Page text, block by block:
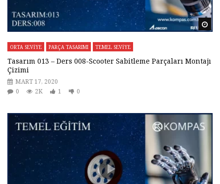
ORTA SEVİYE PARÇA TASARIMI TEMEL SEVİYE
Tasarım 013 – Ders 008-Scooter Sabitleme Parçaları Montajı
Çizimi
MART 17, 2020
0
2K 1 0